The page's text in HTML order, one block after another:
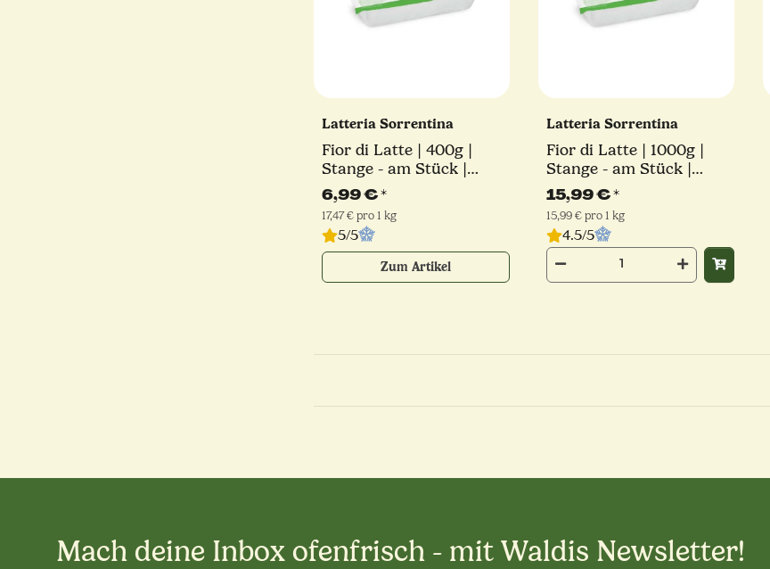
Latteria Sorrentina
Fior di Latte | 400g |
Stange - am Stück |
Latteria Sorrentina
6,99 €*
17,47 € pro 1 kg
5/5
Zum Artikel
Latteria Sorrentina
Fior di Latte | 1000g |
Stange - am Stück |
Latteria Sorrentina
15,99 €*
15,99 € pro 1 kg
4.5/5
Mach deine Inbox ofenfrisch - mit Waldis Newsletter!